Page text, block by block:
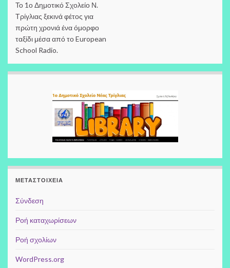
Το 1ο Δημοτικό Σχολείο Ν.
Τρίγλιας ξεκινά φέτος για
πρώτη χρονιά ένα όμορφο
ταξίδι μέσα από το European
School Radio.
ΜΕΤΑΣΤΟΙΧΕΊΑ
Σύνδεση
Ροή καταχωρίσεων
Ροή σχολίων
WordPress.org